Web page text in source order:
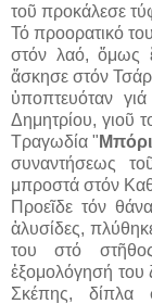
τοῦ προκάλεσε
Τό προορατικό του
στόν λαό, ὅμως
ἄσκησε στόν
ὑποπτευόταν
Δημητρίου, γιοῦ
Τραγωδία "
συναντήσεως
μπροστά στόν
Προεῖδε τόν
ἁλυσίδες,
του στό
ἐξομολόγησή του
Σκέπης, δίπλα